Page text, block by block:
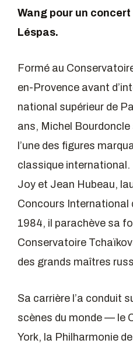
Wang pour un
Léspas.
Formé au
en-Provence avant
national supérieur de
ans, Michel
l’une des figures
classique international.
Joy et Jean Hubeau,
Concours International
1984, il parachève sa
Conservatoire
des grands maîtres
Sa carrière l’a conduit
scènes du monde — le
York, la Philharmonie